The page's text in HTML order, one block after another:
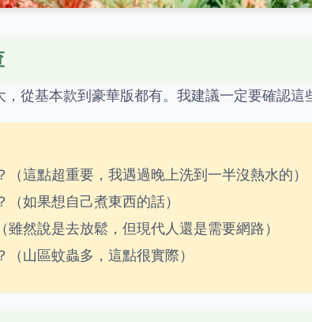
從基本款到豪華版都有。我建議一定要確認這
（這點超重要，我遇過晚上洗到一半沒熱水的）
（如果想自己煮東西的話）
雖然說是去放鬆，但現代人還是需要網路）
（山區蚊蟲多，這點很實際）